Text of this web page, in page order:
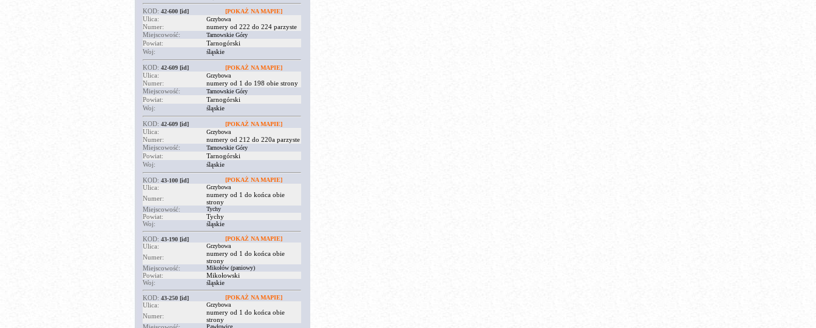
KOD: 42-600 [id] [POKAŻ NA MAPIE]
Ulica: Grzybowa
Numer:
numery od 222 do 224 parzyste
Miejscowość:
Tarnowskie Góry
Powiat:
Tarnogórski
Woj:
śląskie
KOD: 42-609 [id] [POKAŻ NA MAPIE]
Ulica: Grzybowa
Numer:
numery od 1 do 198 obie strony
Miejscowość:
Tarnowskie Góry
Powiat:
Tarnogórski
Woj:
śląskie
KOD: 42-609 [id] [POKAŻ NA MAPIE]
Ulica: Grzybowa
Numer:
numery od 212 do 220a parzyste
Miejscowość:
Tarnowskie Góry
Powiat:
Tarnogórski
Woj:
śląskie
KOD: 43-100 [id] [POKAŻ NA MAPIE]
Ulica: Grzybowa
Numer:
numery od 1 do końca obie
strony
Miejscowość:
Tychy
Powiat:
Tychy
Woj:
śląskie
KOD: 43-190 [id] [POKAŻ NA MAPIE]
Ulica: Grzybowa
Numer:
numery od 1 do końca obie
strony
Miejscowość:
Mikołów (paniowy)
Powiat:
Mikołowski
Woj:
śląskie
KOD: 43-250 [id] [POKAŻ NA MAPIE]
Ulica: Grzybowa
Numer:
numery od 1 do końca obie
strony
Pawłowice